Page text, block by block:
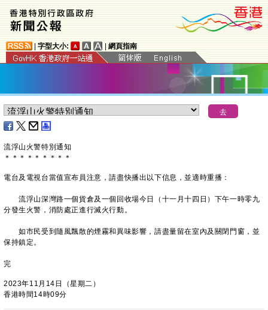
字型大小: 網頁指南
​流浮山火警特別通知
＊ ＊ ＊ ＊ ＊ ＊ ＊ ＊ ＊
電台及電視台當值宣布員注意，請盡快播出以下信息，並適時重播：
流浮山深灣路一個貨倉及一個回收場今日（十一月十四日）下午一時零九
分發生火警，消防處正進行滅火行動。
如市民受到隨風飄散的煙霧和異味影響，請盡量留在室內及關閉門窗，並
保持鎮定。
完
2023年11月14日（星期二）
香港時間14時09分